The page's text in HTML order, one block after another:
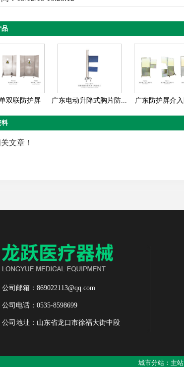
品
双联防护屏 广东电动升降式胸片防... 广东防护屏介
料
文章！
公司邮箱：869022113@qq.com
公司电话：0535-8598699
公司地址：山东省龙口市徐福大街中段
城市分站： 主站